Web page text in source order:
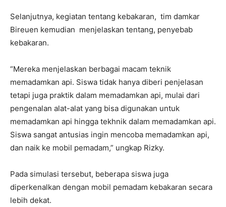
Selanjutnya, kegiatan tentang kebakaran, tim damkar
Bireuen kemudian menjelaskan tentang, penyebab
kebakaran.
“Mereka menjelaskan berbagai macam teknik
memadamkan api. Siswa tidak hanya diberi penjelasan
tetapi juga praktik dalam memadamkan api, mulai dari
pengenalan alat-alat yang bisa digunakan untuk
memadamkan api hingga tekhnik dalam memadamkan api.
Siswa sangat antusias ingin mencoba memadamkan api,
dan naik ke mobil pemadam,” ungkap Rizky.
Pada simulasi tersebut, beberapa siswa juga
diperkenalkan dengan mobil pemadam kebakaran secara
lebih dekat.